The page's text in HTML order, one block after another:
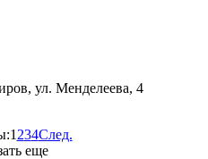
ул. Менделеева, 4
1 234След.
еще